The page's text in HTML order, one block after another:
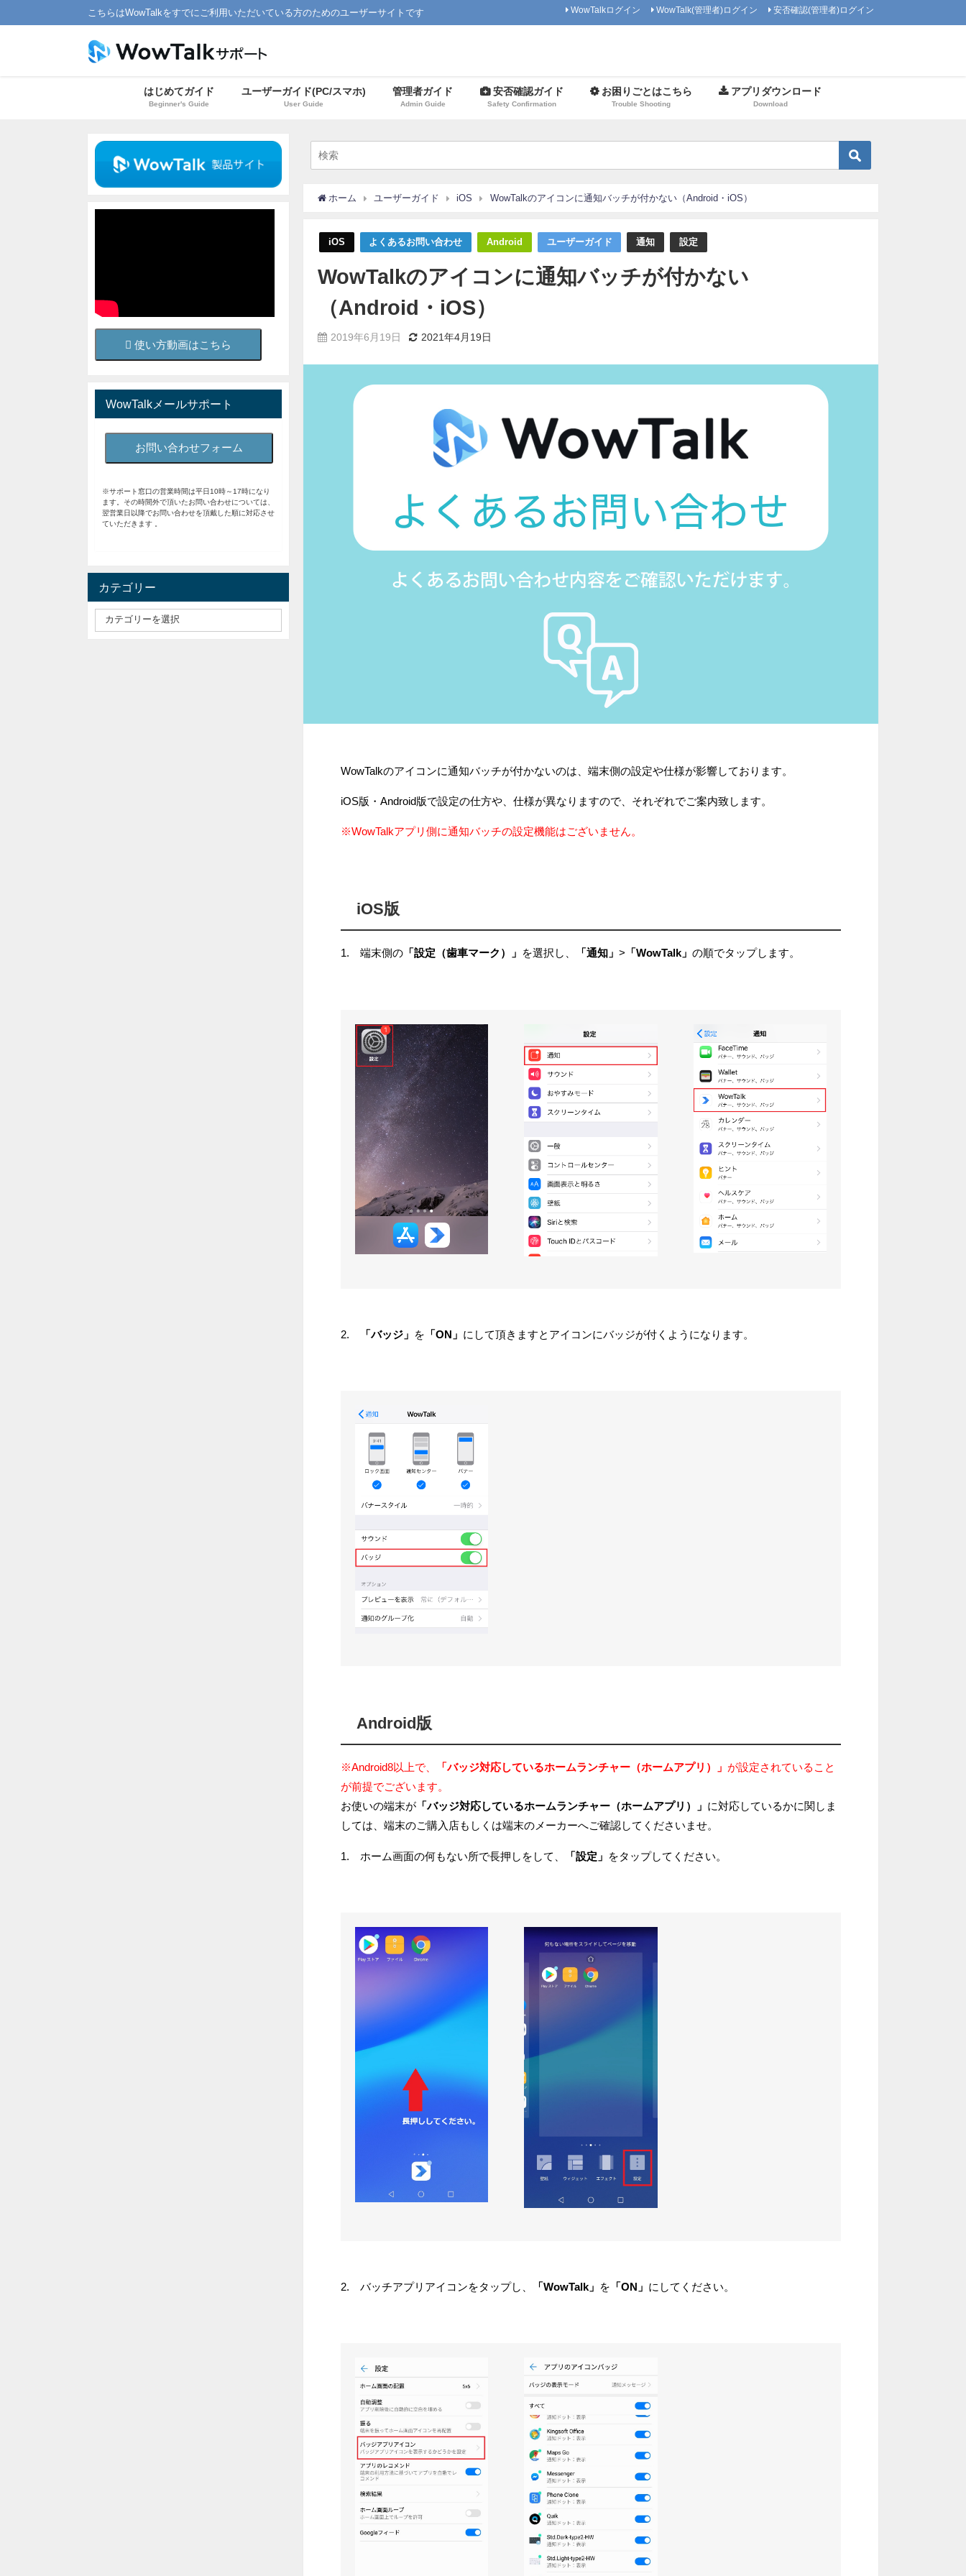
こちらはWowTalkをすでにご利用いただいている方のためのユーザーサイトです WowTalkログイン WowTalk(管理者)ログイン 安否確認(管理者)ログイン
はじめてガイド
Beginner's Guide
ユーザーガイド(PC/スマホ)
User Guide
管理者ガイド
Admin Guide
安否確認ガイド
Safety Confirmation
お困りごとはこちら
Trouble Shooting
アプリダウンロード
Download
ホーム ユーザーガイド iOS WowTalkのアイコンに通知バッチが付かない（Android・iOS）
iOS よくあるお問い合わせ Android ユーザーガイド 通知 設定
WowTalkのアイコンに通知バッチが付かない
（Android・iOS）
2019年6月19日 2021年4月19日
WowTalkのアイコンに通知バッチが付かないのは、端末側の設定や仕様が影響しております。
iOS版・Android版で設定の仕方や、仕様が異なりますので、それぞれでご案内致します。
※WowTalkアプリ側に通知バッチの設定機能はございません。
iOS版
1. 端末側の 「設定（歯車マーク）」 を選択し、 「通知」 > 「WowTalk」 の順でタップします。
2. 「バッジ」 を 「ON」 にして頂きますとアイコンにバッジが付くようになります。
Android版
※Android8以上で、 「バッジ対応しているホームランチャー（ホームアプリ）」 が設定されていること
が前提でございます。
お使いの端末が 「バッジ対応しているホームランチャー（ホームアプリ）」 に対応しているかに関しま
しては、端末のご購入店もしくは端末のメーカーへご確認してくださいませ。
1. ホーム画面の何もない所で長押しをして、 「設定」 をタップしてください。
2. バッチアプリアイコンをタップし、 「WowTalk」 を 「ON」 にしてください。
使い方動画はこちら
WowTalkメールサポート
お問い合わせフォーム
※サポート窓口の営業時間は平日10時～17時になり
ます。その時間外で頂いたお問い合わせについては、
翌営業日以降でお問い合わせを頂戴した順に対応させ
ていただきます 。
カテゴリー